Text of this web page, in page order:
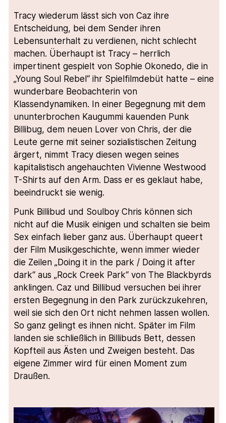
Tracy wiederum lässt sich von Caz ihre
Entscheidung, bei dem Sender ihren
Lebensunterhalt zu verdienen, nicht schlecht
machen. Überhaupt ist Tracy – herrlich
impertinent gespielt von Sophie Okonedo, die in
„Young Soul Rebel“ ihr Spielfilmdebüt hatte – eine
wunderbare Beobachterin von
Klassendynamiken. In einer Begegnung mit dem
ununterbrochen Kaugummi kauenden Punk
Billibug, dem neuen Lover von Chris, der die
Leute gerne mit seiner sozialistischen Zeitung
ärgert, nimmt Tracy diesen wegen seines
kapitalistisch angehauchten Vivienne Westwood
T-Shirts auf den Arm. Dass er es geklaut habe,
beeindruckt sie wenig.
Punk Billibud und Soulboy Chris können sich
nicht auf die Musik einigen und schalten sie beim
Sex einfach lieber ganz aus. Überhaupt queert
der Film Musikgeschichte, wenn immer wieder
die Zeilen „Doing it in the park / Doing it after
dark“ aus „Rock Creek Park“ von The Blackbyrds
anklingen. Caz und Billibud versuchen bei ihrer
ersten Begegnung in den Park zurückzukehren,
weil sie sich den Ort nicht nehmen lassen wollen.
So ganz gelingt es ihnen nicht. Später im Film
landen sie schließlich in Billibuds Bett, dessen
Kopfteil aus Ästen und Zweigen besteht. Das
eigene Zimmer wird für einen Moment zum
Draußen.